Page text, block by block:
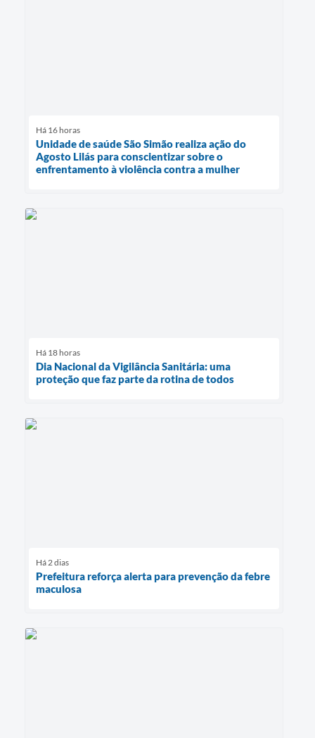
Há 16 horas
Unidade de saúde São Simão realiza ação do
Agosto Lilás para conscientizar sobre o
enfrentamento à violência contra a mulher
Há 18 horas
Dia Nacional da Vigilância Sanitária: uma
proteção que faz parte da rotina de todos
Há 2 dias
Prefeitura reforça alerta para prevenção da febre
maculosa